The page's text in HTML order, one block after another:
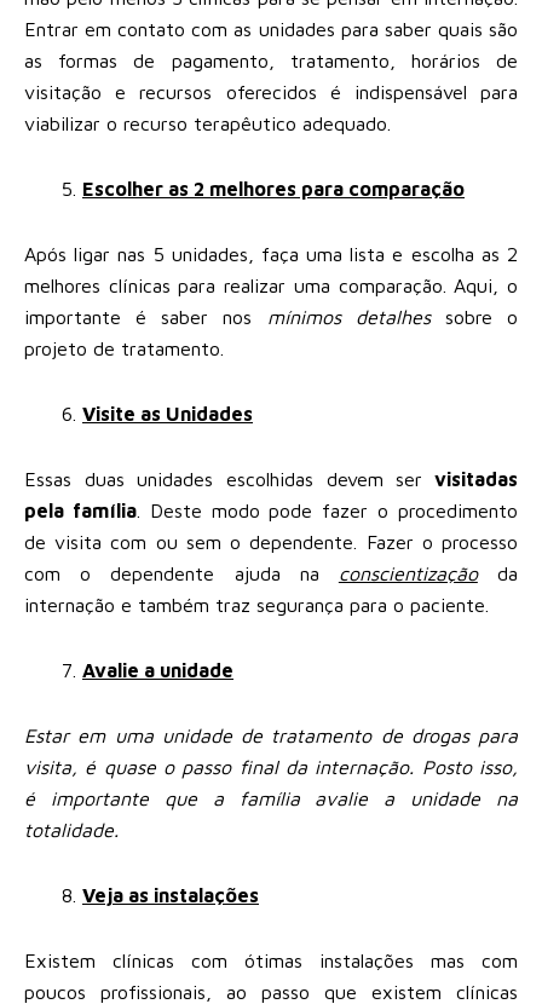
Entrar em contato com as unidades para saber quais são
as formas de pagamento, tratamento, horários de
visitação e recursos oferecidos é indispensável para
viabilizar o recurso terapêutico adequado.
Escolher as 2 melhores para comparação
Após ligar nas 5 unidades, faça uma lista e escolha as 2
melhores clínicas para realizar uma comparação. Aqui, o
importante é saber nos mínimos detalhessobre o
projeto de tratamento.
Visite as Unidades
Essas duas unidades escolhidas devem ser visitadas
pela família. Deste modo pode fazer o procedimento
de visita com ou sem o dependente. Fazer o processo
com o dependente ajuda na conscientizaçãoda
internação e também traz segurança para o paciente.
Avalie a unidade
Estar em uma unidade de tratamento de drogas para
visita, é quase o passo final da internação. Posto isso,
é importante que a família avalie a unidade na
totalidade.
Veja as instalações
Existem clínicas com ótimas instalações mas com
poucos profissionais, ao passo que existem clínicas